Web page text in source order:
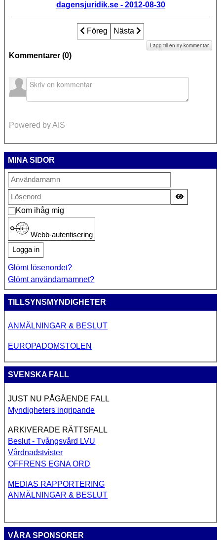
dagensjuridik.se - 2012-08-30
Föregående artikel:
Föreg Nästa artikel: ALVHEIMS TIO
Nästa
Kommentarer (0)
Lägg till en ny kommentar
Powered by AIS
MINA SIDOR
Kom ihåg mig
Webb-autentisering
Logga in
Glömt lösenordet?
Glömt användarnamnet?
TILLSYNSMYNDIGHETER
ANMÄLNINGAR & BESLUT
EUROPADOMSTOLEN
SVENSKA FALL
JUST NU PÅGÅENDE FALL
Myndigheters ingripande
ARKIVERADE RÄTTSFALL
Beslut - Tvångsvård LVU
Vårdnadstvister
OFFRENS EGNA ORD
MEDIAS RAPPORTERING
ANMÄLNINGAR & BESLUT
VÅRA SPONSORER